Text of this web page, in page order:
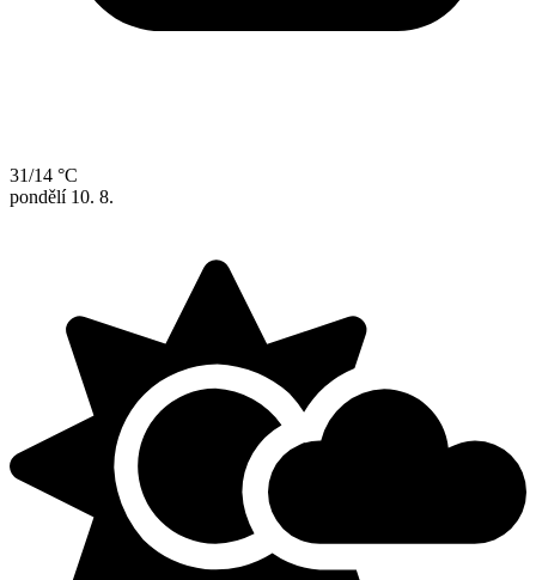
31/14 °C
pondělí 10. 8.